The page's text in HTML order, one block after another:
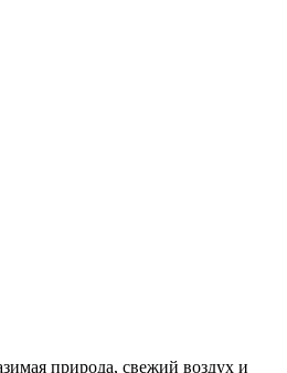
природа, свежий воздух и